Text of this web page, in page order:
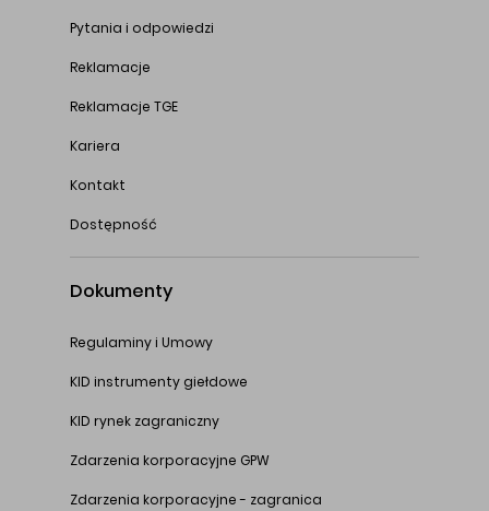
Pytania i odpowiedzi
Reklamacje
Reklamacje TGE
Kariera
Kontakt
Dostępność
Dokumenty
Regulaminy i Umowy
KID instrumenty giełdowe
KID rynek zagraniczny
Zdarzenia korporacyjne GPW
Zdarzenia korporacyjne - zagranica